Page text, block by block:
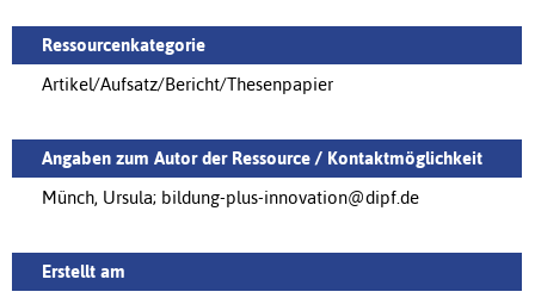
Ressourcenkategorie
Artikel/Aufsatz/Bericht/Thesenpapier
Angaben zum Autor der Ressource / Kontaktmöglichkeit
Münch, Ursula; bildung-plus-innovation@dipf.de
Erstellt am